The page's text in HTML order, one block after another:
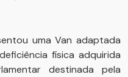
uma Van adaptada
física adquirida
destinada pela